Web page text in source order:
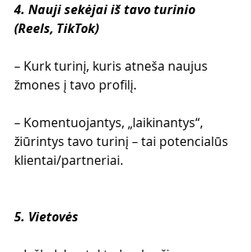
4. Nauji sekėjai iš tavo turinio
(Reels, TikTok)
– Kurk turinį, kuris atneša naujus
žmones į tavo profilį.
– Komentuojantys, „laikinantys“,
žiūrintys tavo turinį – tai potencialūs
klientai/partneriai.
5. Vietovės